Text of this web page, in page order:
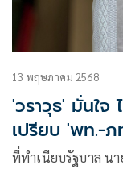
13 พฤษภาคม 2568
'วราวุธ' มั่นใจ
เปรียบ 'พท.-
กระทบกระทั่ง
ที่ทำเนียบรัฐบาล น